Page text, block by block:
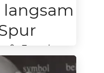
Zusatzkosten
Nefifilm in